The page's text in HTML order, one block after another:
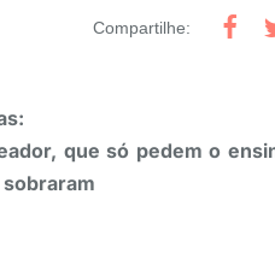
Compartilhe:
que só pedem o